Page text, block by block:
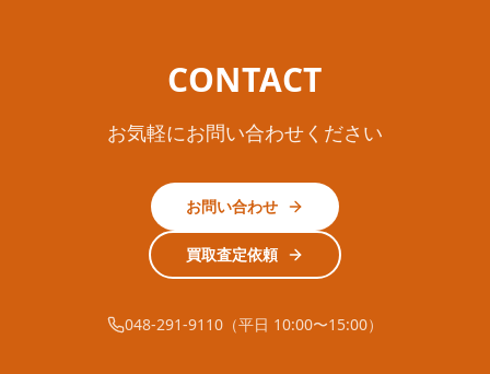
CONTACT
お気軽にお問い合わせください
お問い合わせ
買取査定依頼
048-291-9110（平日 10:00〜15:00）